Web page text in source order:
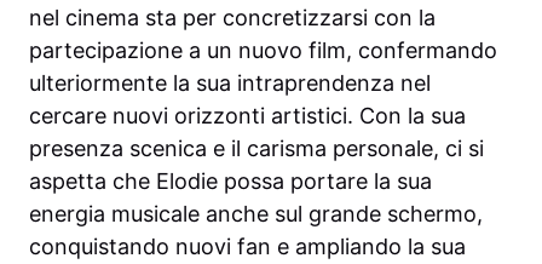
nel cinema sta per concretizzarsi con la
partecipazione a un nuovo film, confermando
ulteriormente la sua intraprendenza nel
cercare nuovi orizzonti artistici. Con la sua
presenza scenica e il carisma personale, ci si
aspetta che Elodie possa portare la sua
energia musicale anche sul grande schermo,
conquistando nuovi fan e ampliando la sua